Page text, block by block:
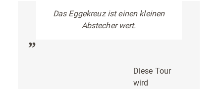
Das Eggekreuz ist einen kleinen
Abstecher wert.
Diese Tour
wird